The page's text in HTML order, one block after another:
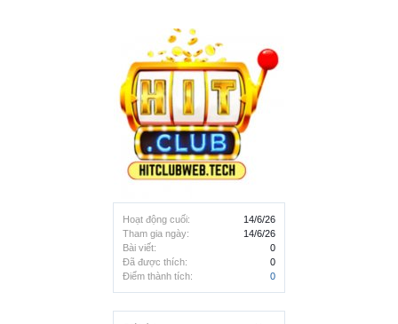
Hoạt động cuối:
14/6/26
Tham gia ngày:
14/6/26
Bài viết:
0
Đã được thích:
0
Điểm thành tích:
0